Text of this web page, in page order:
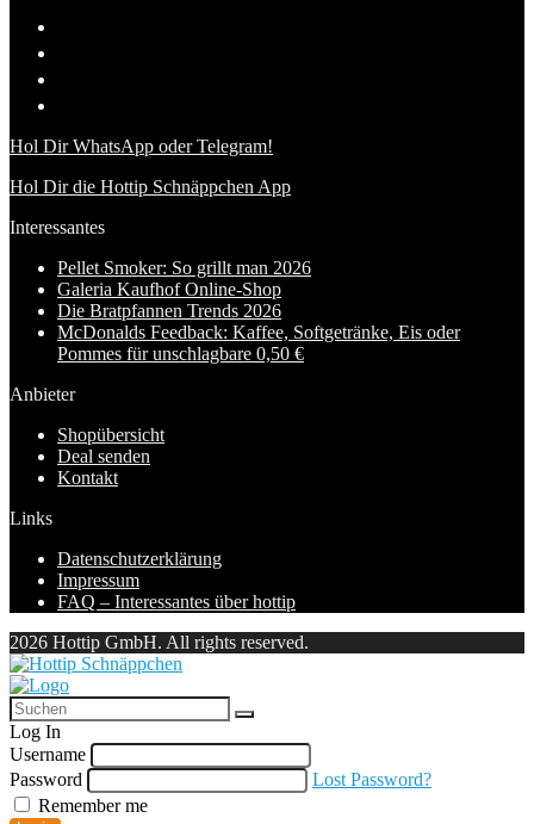
Hol Dir WhatsApp oder Telegram!
Hol Dir die Hottip Schnäppchen App
Interessantes
Pellet Smoker: So grillt man 2026
Galeria Kaufhof Online-Shop
Die Bratpfannen Trends 2026
McDonalds Feedback: Kaffee, Softgetränke, Eis oder
Pommes für unschlagbare 0,50 €
Anbieter
Shopübersicht
Deal senden
Kontakt
Links
Datenschutzerklärung
Impressum
FAQ – Interessantes über hottip
2026 Hottip GmbH. All rights reserved.
Log In
Username
Password
Lost Password?
Remember me